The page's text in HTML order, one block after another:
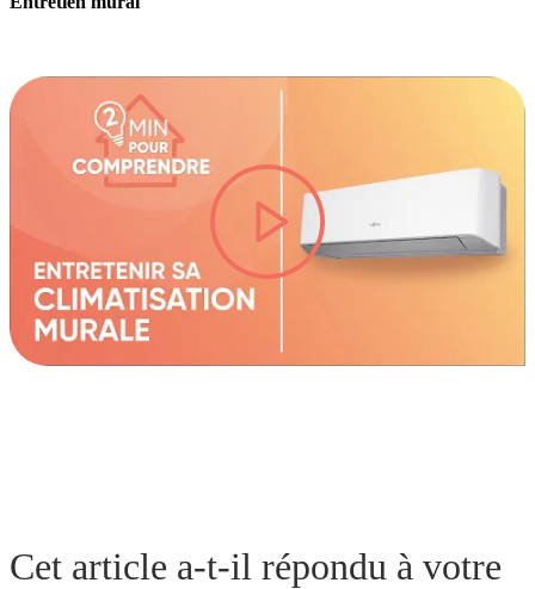
lire la vidéo
Cet article a-t-il répondu à votre